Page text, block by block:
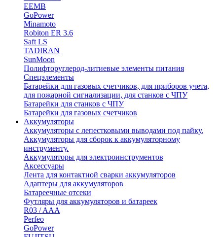
EEMB
GoPower
Minamoto
Robiton ER 3.6
Saft LS
TADIRAN
SunMoon
Полифторуглерод-литиевые элементы питания
Спецэлементы
Батарейки для газовых счетчиков, для приборов учета,
для пожарной сигнализации, для станков с ЧПУ
Батарейки для станков с ЧПУ
Батарейки для газовых счетчиков
Аккумуляторы
Аккумуляторы с лепестковыми выводами под пайку.
Аккумуляторы для сборок к аккумуляторному
инструменту.
Аккумуляторы для электроинструментов
Аксессуары
Лента для контактной сварки аккумуляторов
Адаптеры для аккумуляторов
Батареечные отсеки
Футляры для аккумуляторов и батареек
R03 / AAA
Perfeo
GoPower